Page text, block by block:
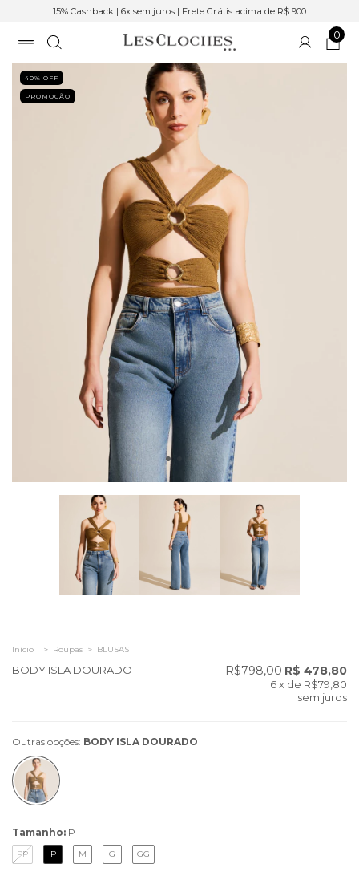
15% Cashback | 6x sem juros | Frete Grátis acima de R$ 900
0
40% OFF
PROMOÇÃO
Início > Roupas > BLUSAS
BODY ISLA DOURADO R$798,00 R$ 478,80
6x de R$79,80
sem juros
Outras opções: BODY ISLA DOURADO
Tamanho: P
PP P M G GG